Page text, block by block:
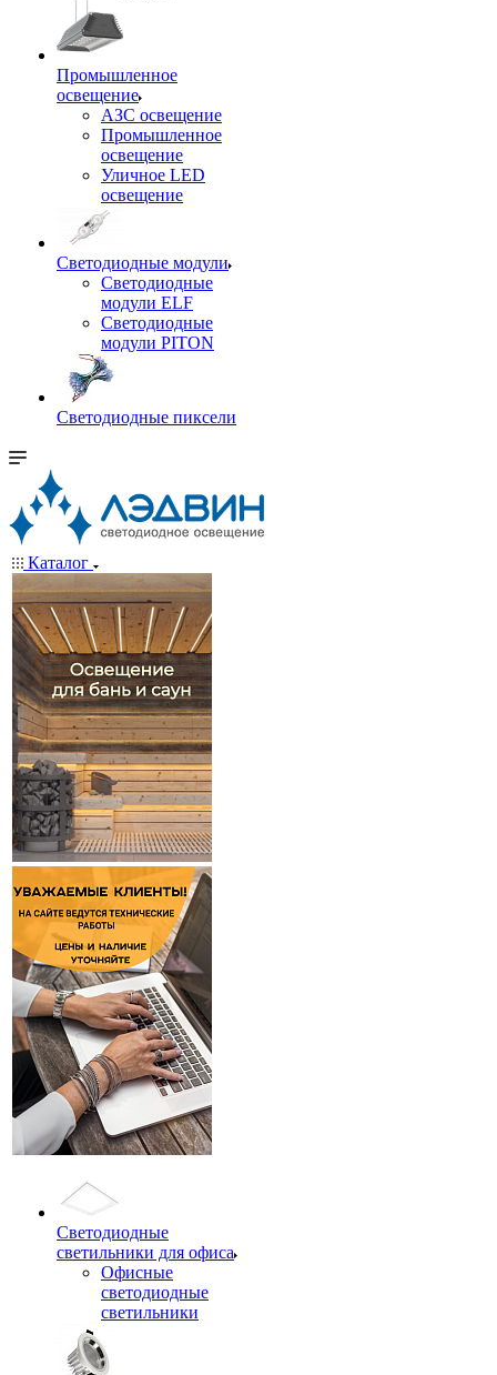
Промышленное
освещение
АЗС освещение
Промышленное
освещение
Уличное LED
освещение
Светодиодные модули
Светодиодные
модули ELF
Светодиодные
модули PITON
Светодиодные пиксели
Каталог
Светодиодные
светильники для офиса
Офисные
светодиодные
светильники